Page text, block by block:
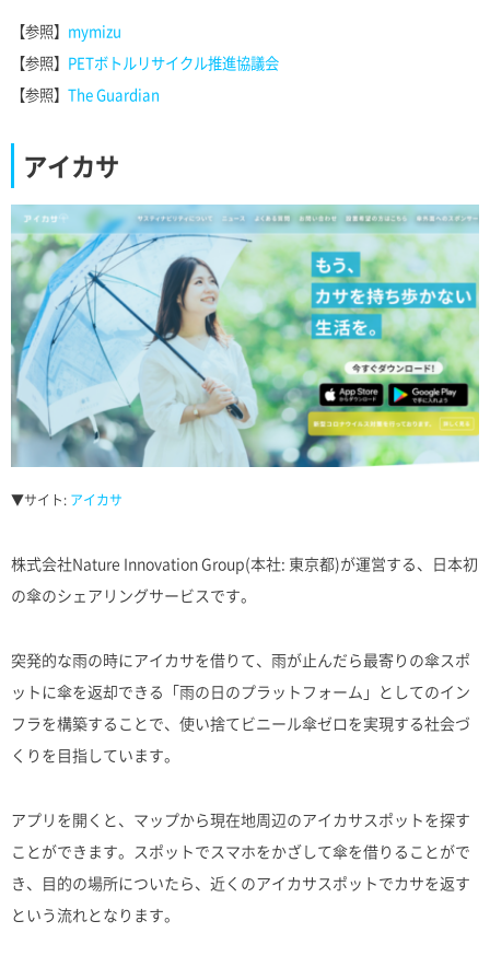
【参照】 mymizu
【参照】 PETボトルリサイクル推進協議会
【参照】 The Guardian
アイカサ
▼サイト: アイカサ
株式会社Nature Innovation Group(本社: 東京都)が運営する、日本初
の傘のシェアリングサービスです。
突発的な雨の時にアイカサを借りて、雨が止んだら最寄りの傘スポ
ットに傘を返却できる「雨の日のプラットフォーム」としてのイン
フラを構築することで、使い捨てビニール傘ゼロを実現する社会づ
くりを目指しています。
アプリを開くと、マップから現在地周辺のアイカサスポットを探す
ことができます。スポットでスマホをかざして傘を借りることがで
き、目的の場所についたら、近くのアイカサスポットでカサを返す
という流れとなります。